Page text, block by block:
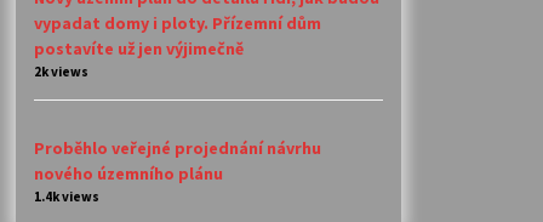
vypadat domy i ploty. Přízemní dům
postavíte už jen výjimečně
2k views
Proběhlo veřejné projednání návrhu
nového územního plánu
1.4k views